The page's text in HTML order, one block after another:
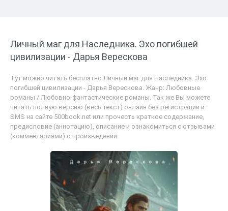
Личный маг для Наследника. Эхо погибшей
цивилизации - Дарья Верескова
Тут можно читать бесплатно Личный маг для Наследника. Эхо
погибшей цивилизации - Дарья Верескова. Жанр: Любовные
романы / Любовно-фантастические романы. Так же Вы можете
читать полную версию (весь текст) онлайн без регистрации и
SMS на сайте 500book.net или прочесть краткое содержание,
предисловие (аннотацию), описание и ознакомиться с отзывами
(комментариями) о произведении.